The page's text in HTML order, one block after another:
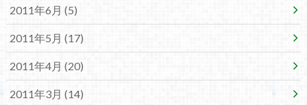
2011年6月 (5)
2011年5月 (17)
2011年4月 (20)
2011年3月 (14)